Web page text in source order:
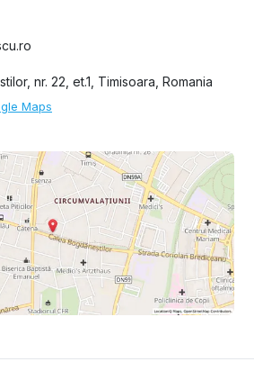
nr. 22, et.1, Timisoara, Romania
Maps